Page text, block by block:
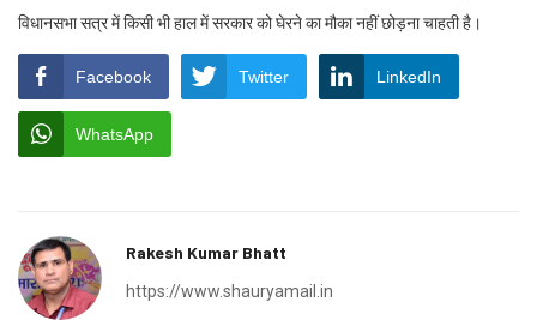
विधानसभा सत्र में किसी भी हाल में सरकार को घेरने का मौका नहीं छोड़ना चाहती है।
Facebook Twitter LinkedIn
WhatsApp
Rakesh Kumar Bhatt
https://www.shauryamail.in